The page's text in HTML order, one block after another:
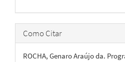
Como Citar
ROCHA, Genaro Araújo da.